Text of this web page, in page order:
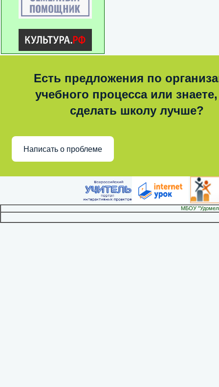
Есть предложения по
учебного процесса или знаете,
сделать школу лучше?
Написать о проблеме
МБОУ